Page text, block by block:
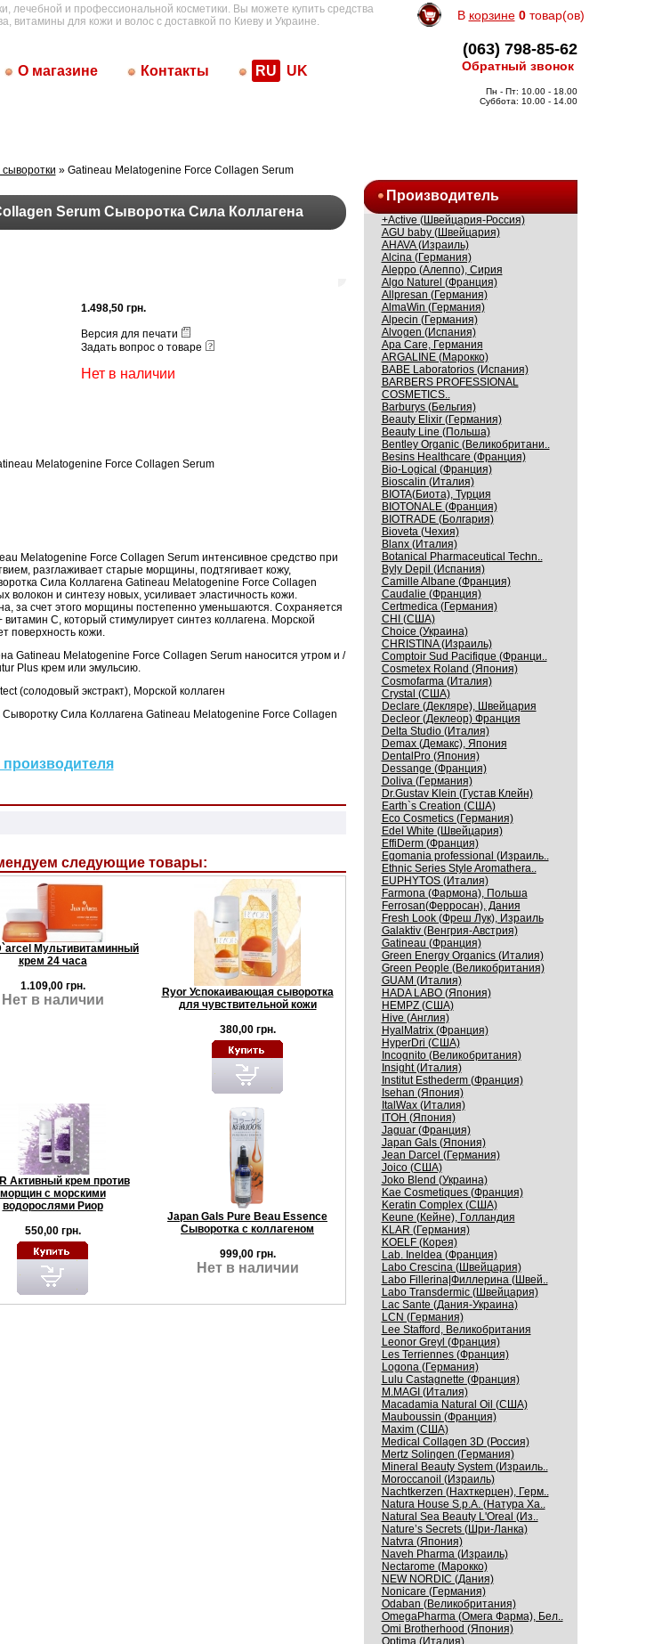
лечебной и профессиональной косметики. Вы можете купить средства
витамины для кожи и волос с доставкой по Киеву и Украине.
О магазине Контакты RU UK
В корзине 0товар(ов)
(063) 798-85-62
Обратный звонок
Пн - Пт: 10.00 - 18.00
Суббота: 10.00 - 14.00
» Gatineau Melatogenine Force Collagen Serum
Serum Сыворотка Сила Коллагена
1.498,50 грн.
Версия для печати
Задать вопрос о товаре
Нет в наличии
Melatogenine Force Collagen Serum
Melatogenine Force Collagen Serum интенсивное средство при
разглаживает старые морщины, подтягивает кожу,
Сила Коллагена Gatineau Melatogenine Force Collagen
и синтезу новых, усиливает эластичность кожи.
за счет этого морщины постепенно уменьшаются. Сохраняется
С, который стимулирует синтез коллагена. Морской
поверхность кожи.
Gatineau Melatogenine Force Collagen Serum наносится утром и /
Plus крем или эмульсию.
(солодовый экстракт), Морской коллаген
Сила Коллагена Gatineau Melatogenine Force Collagen
следующие товары:
Мультивитаминный
крем 24 часа
1.109,00 грн.
Нет в наличии
Ryor Успокаивающая сыворотка
для чувствительной кожи
380,00 грн.
Активный крем против
морщин с морскими
водорослями Риор
550,00 грн.
Japan Gals Pure Beau Essence
Сыворотка с коллагеном
999,00 грн.
Нет в наличии
Производитель
+Active (Швейцария-Россия)
AGU baby (Швейцария)
AHAVA (Израиль)
Alcina (Германия)
Aleppo (Алеппо), Сирия
Algo Naturel (Франция)
Allpresan (Германия)
AlmaWin (Германия)
Alpecin (Германия)
Alvogen (Испания)
Apa Care, Германия
ARGALINE (Марокко)
BABE Laboratorios (Испания)
BARBERS PROFESSIONAL
COSMETICS..
Barburys (Бельгия)
Beauty Elixir (Германия)
Beauty Line (Польша)
Bentley Organic (Великобритани..
Besins Healthcare (Франция)
Bio-Logical (Франция)
Bioscalin (Италия)
BIOTA(Биота), Турция
BIOTONALE (Франция)
BIOTRADE (Болгария)
Bioveta (Чехия)
Blanx (Италия)
Botanical Pharmaceutical Techn..
Byly Depil (Испания)
Camille Albane (Франция)
Caudalie (Франция)
Certmedica (Германия)
CHI (США)
Choice (Украина)
CHRISTINA (Израиль)
Comptoir Sud Pacifique (Франци..
Cosmetex Roland (Япония)
Cosmofarma (Италия)
Crystal (США)
Declare (Декляре), Швейцария
Decleor (Деклеор) Франция
Delta Studio (Италия)
Demax (Демакс), Япония
DentalPro (Япония)
Dessange (Франция)
Doliva (Германия)
Dr.Gustav Klein (Густав Клейн)
Earth`s Creation (США)
Eco Cosmetics (Германия)
Edel White (Швейцария)
EffiDerm (Франция)
Egomania professional (Израиль..
Ethnic Series Style Aromathera..
EUPHYTOS (Италия)
Farmona (Фармона), Польша
Ferrosan(Ферросан), Дания
Fresh Look (Фреш Лук), Израиль
Galaktiv (Венгрия-Австрия)
Gatineau (Франция)
Green Energy Organics (Италия)
Green People (Великобритания)
GUAM (Италия)
HADA LABO (Япония)
HEMPZ (США)
Hive (Англия)
HyalMatrix (Франция)
HyperDri (США)
Incognito (Великобритания)
Insight (Италия)
Institut Esthederm (Франция)
Isehan (Япония)
ItalWax (Италия)
ITOH (Япония)
Jaguar (Франция)
Japan Gals (Япония)
Jean Darcel (Германия)
Joico (США)
Joko Blend (Украина)
Kaе Cosmеtiques (Франция)
Keratin Complex (США)
Keune (Кейне), Голландия
KLAR (Германия)
KOELF (Корея)
Lab. Ineldea (Франция)
Labo Crescina (Швейцария)
Labo Fillerina|Филлерина (Швей..
Labo Transdermic (Швейцария)
Lac Sante (Дания-Украина)
LCN (Германия)
Lee Stafford, Великобритания
Leonor Greyl (Франция)
Les Terriennes (Франция)
Logona (Германия)
Lulu Castagnette (Франция)
M.MAGI (Италия)
Macadamia Natural Oil (США)
Mauboussin (Франция)
Maxim (США)
Medical Collagen 3D (Россия)
Mertz Solingen (Германия)
Mineral Beauty System (Израиль..
Moroccanoil (Израиль)
Nachtkerzen (Нахткерцен), Герм..
Natura House S.p.A. (Натура Ха..
Natural Sea Beauty L'Oreal (Из..
Nature’s Secrets (Шри-Ланка)
Natvra (Япония)
Naveh Pharma (Израиль)
Nectarome (Марокко)
NEW NORDIC (Дания)
Nonicare (Германия)
Odaban (Великобритания)
OmegaPharma (Омега Фарма), Бел..
Omi Brotherhood (Япония)
Optima (Италия)